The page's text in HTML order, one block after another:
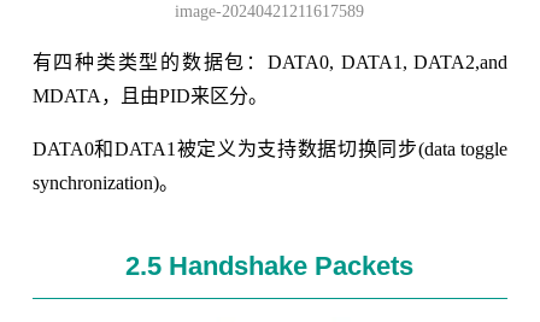
image-20240421211617589
有四种类类型的数据包：DATA0, DATA1, DATA2,and
MDATA，且由PID来区分。
DATA0和DATA1被定义为支持数据切换同步(data toggle
synchronization)。
2.5 Handshake Packets